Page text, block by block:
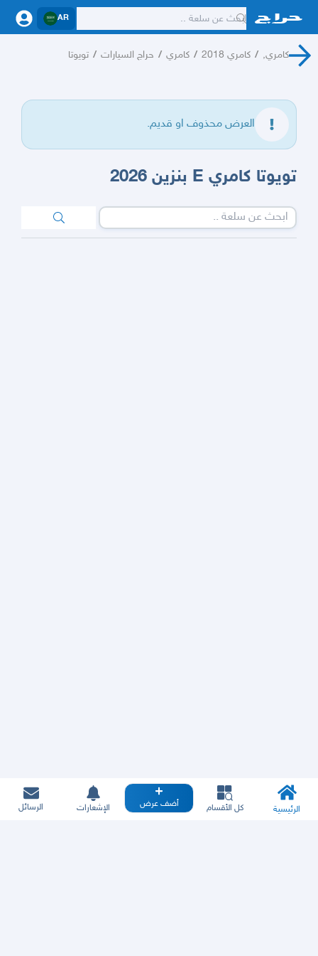
AR
كامري, / كامري 2018 / كامري / حراج السيارات / تويوتا
العرض محذوف او قديم.
تويوتا كامري E بنزين 2026
الرئيسية كل الأقسام أضف عرض الإشعارات الرسائل